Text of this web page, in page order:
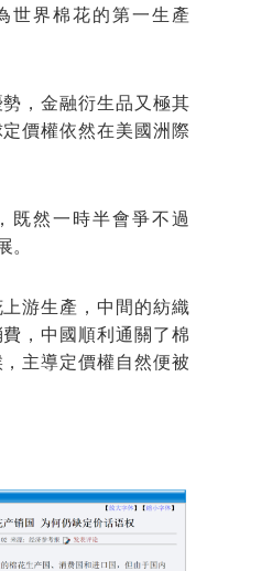
世界棉花的第一生產
，金融衍生品又極其
價權依然在美國洲際
既然一時半會爭不過
。
游生產，中間的紡織
，中國順利通關了棉
主導定價權自然便被